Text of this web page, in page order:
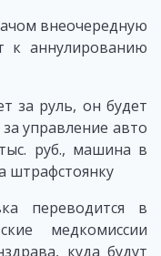
внеочередную
к аннулированию
за руль, он будет
управление авто
руб., машина в
штрафстоянку
переводится в
медкомиссии
куда будут